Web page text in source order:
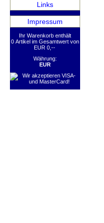
Links
Impressum
Ihr Warenkorb enthält
0 Artikel im Gesamtwert von
EUR 0,--
Währung:
EUR